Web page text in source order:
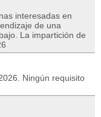
interesadas en
de una
La impartición de
Ningún requisito